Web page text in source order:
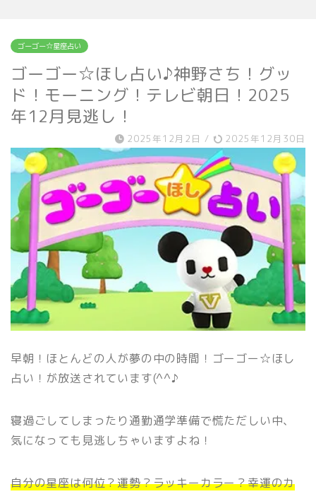
ゴーゴー☆星座占い
ゴーゴー☆ほし占い♪神野さち！グッ
ド！モーニング！テレビ朝日！2025
年12月見逃し！
2025年12月2日 / 2025年12月30日
早朝！ほとんどの人が夢の中の時間！ゴーゴー☆ほし
占い！が放送されています(^^♪
寝過ごしてしまったり通勤通学準備で慌ただしい中、
気になっても見逃しちゃいますよね！
自分の星座は何位？運勢？ラッキーカラー？幸運のカ